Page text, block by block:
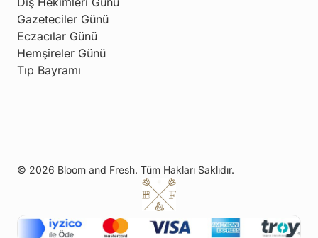
Gazeteciler Günü
Eczacılar Günü
Hemşireler Günü
Tıp Bayramı
© 2026 Bloom and Fresh. Tüm Hakları Saklıdır.